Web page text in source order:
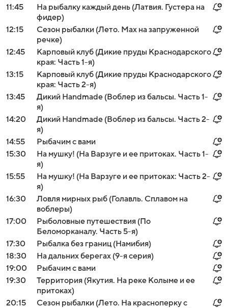
11:45
На рыбалку каждый день (Латвия. Густера на
фидер)
12:15
Сезон рыбалки (Лето. Мах на запруженной
речке)
12:45
Карповый клуб (Дикие пруды Краснодарского
края: Часть 1-я)
13:15
Карповый клуб (Дикие пруды Краснодарского
края: Часть 2-я)
13:45
Дикий Handmade (Воблер из бальсы. Часть 1-
я)
14:20
Дикий Handmade (Воблер из бальсы. Часть 2-
я)
14:55
Рыбачим с вами
15:30
На мушку! (На Варзуге и ее притоках. Часть 1-
я)
15:55
На мушку! (На Варзуге и ее притоках: Часть 2-
я)
16:30
Ловля мирных рыб (Голавль. Сплавом на
воблеры)
17:00
Рыболовные путешествия (По
Беломорканалу. Часть 5-я)
17:30
Рыбалка без границ (Намибия)
18:30
На дальних берегах (9-я серия)
19:00
Рыбачим с вами
19:30
Территория (Якутия. На реке Колыме и ее
притоках)
20:15
Сезон рыбалки (Лето. На красноперку с